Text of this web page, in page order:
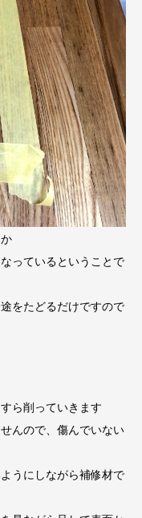
っているということで
をたどるだけですので
ら削っていきます
んので、傷んでいない
うにしながら補修材で